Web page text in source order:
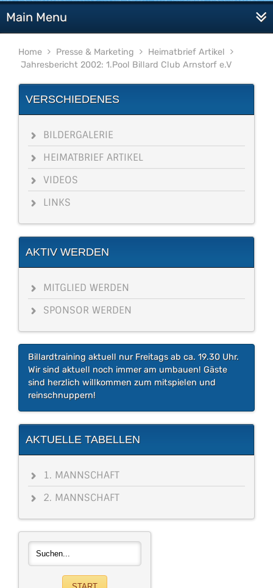
Main Menu
Home Presse & Marketing
Heimatbrief Artikel
Jahresbericht 2002: 1.Pool Billard Club Arnstorf e.V
VERSCHIEDENES
BILDERGALERIE
HEIMATBRIEF ARTIKEL
VIDEOS
LINKS
AKTIV WERDEN
MITGLIED WERDEN
SPONSOR WERDEN
Billardtraining aktuell nur Freitags ab ca. 19.30 Uhr.
Wir sind aktuell noch immer am umbauen! Gäste
sind herzlich willkommen zum mitspielen und
reinschnuppern!
AKTUELLE TABELLEN
1. MANNSCHAFT
2. MANNSCHAFT